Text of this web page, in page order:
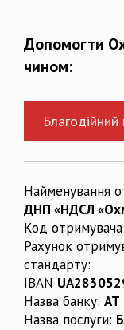
Допомогти
чином:
Найменування
ДНП «НДСЛ
Код отримувача:
Рахунок
стандарту:
IBAN
Назва банку: АТ
Назва послуги: